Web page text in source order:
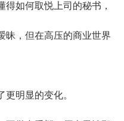
如何取悦上司的秘书，
昧，但在高压的商业世界
明显的变化。